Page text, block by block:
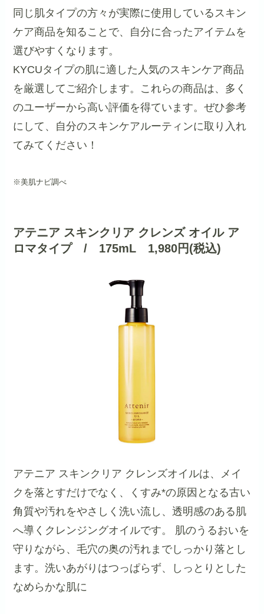
同じ肌タイプの方々が実際に使用しているスキン
ケア商品を知ることで、自分に合ったアイテムを
選びやすくなります。
KYCUタイプの肌に適した人気のスキンケア商品
を厳選してご紹介します。これらの商品は、多く
のユーザーから高い評価を得ています。ぜひ参考
にして、自分のスキンケアルーティンに取り入れ
てみてください！
※美肌ナビ調べ
アテニア スキンクリア クレンズ オイル ア
ロマタイプ / 175mL 1,980円(税込)
アテニア スキンクリア クレンズオイルは、メイ
クを落とすだけでなく、くすみ*の原因となる古い
角質や汚れをやさしく洗い流し、透明感のある肌
へ導くクレンジングオイルです。
肌のうるおいを
守りながら、毛穴の奥の汚れまでしっかり落とし
ます。洗いあがりはつっぱらず、しっとりとした
なめらかな肌に